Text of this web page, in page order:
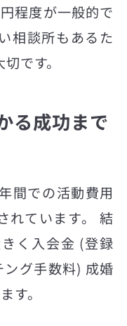
程度が一般的で
相談所もあるた
です。
る成功まで
間での活動費用
れています。 結
く入会金 (登録
グ手数料) 成婚
す。